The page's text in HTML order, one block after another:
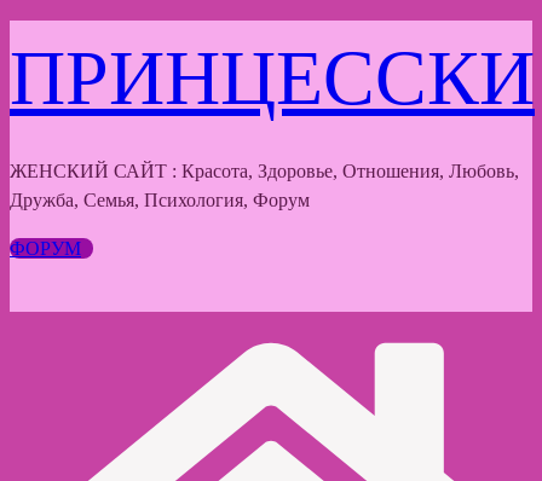
к
содержимому
ПРИНЦЕССКИ
ЖЕНСКИЙ САЙТ : Красота, Здоровье, Отношения, Любовь,
Дружба, Семья, Психология, Форум
ФОРУМ